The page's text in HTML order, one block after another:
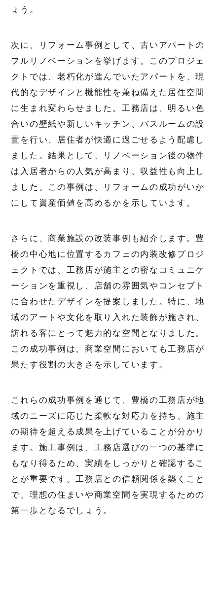
ょう。
次に、リフォーム事例として、古いアパートの
フルリノベーションを挙げます。このプロジェ
クトでは、老朽化が進んでいたアパートを、現
代的なデザインと機能性を兼ね備えた居住空間
に生まれ変わらせました。工務店は、明るい色
合いの壁紙や新しいキッチン、バスルームの設
置を行い、居住者が快適に過ごせるよう配慮し
ました。結果として、リノベーション後の物件
は入居者からの人気が高まり、収益性も向上し
ました。この事例は、リフォームの成功がいか
にして資産価値を高めるかを示しています。
さらに、商業施設の改装事例も紹介します。豊
橋の中心地に位置するカフェの内装改修プロジ
ェクトでは、工務店が施主との密なコミュニケ
ーションを重視し、店舗の雰囲気やコンセプト
に合わせたデザインを提案しました。特に、地
域のアートや文化を取り入れた装飾が施され、
訪れる客にとって魅力的な空間となりました。
この成功事例は、商業空間においても工務店が
果たす役割の大きさを示しています。
これらの成功事例を通じて、豊橋の工務店が地
域のニーズに応じた柔軟な対応力を持ち、施主
の期待を超える成果を上げていることが分かり
ます。施工事例は、工務店選びの一つの基準に
もなり得るため、実績をしっかりと確認するこ
とが重要です。工務店との信頼関係を築くこと
で、理想の住まいや商業空間を実現するための
第一歩となるでしょう。